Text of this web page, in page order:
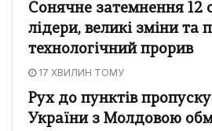
Сонячне затемнення 12
лідери, великі зміни та
технологічний прорив
17 ХВИЛИН ТОМУ
Рух до пунктів
України з Молдовою